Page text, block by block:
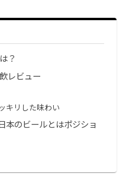
？
レビュー
キリした味わい
本のビールとはポジショ